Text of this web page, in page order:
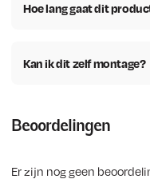
Hoe lang gaat dit
Kan ik dit zelf montage?
Beoordelingen
Er zijn nog geen